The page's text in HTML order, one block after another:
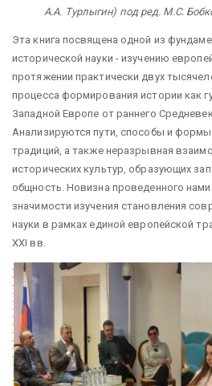
А.А. Турлыгин) под ред. М.С.
Эта книга посвящена одной из
исторической науки - изучению
протяжении практически двух
процесса формирования истории как
Западной Европе от раннего
Анализируются пути, способы и формы
традиций, а также неразрывная
исторических культур, образующих
общность. Новизна проведенного
значимости изучения становления
науки в рамках единой европейской
XXI вв.